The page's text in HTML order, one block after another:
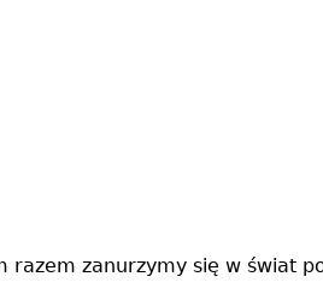
razem zanurzymy się w świat